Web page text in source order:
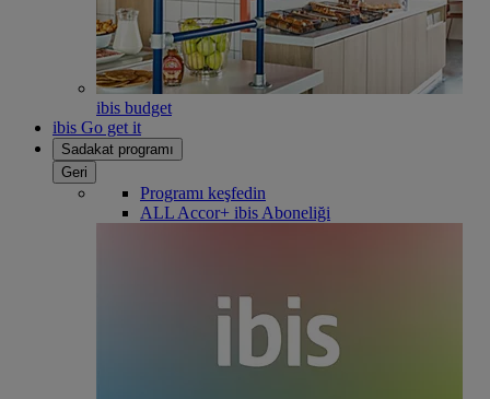
ibis budget
ibis Go get it
Sadakat programı
Geri
Programı keşfedin
ALL Accor+ ibis Aboneliği